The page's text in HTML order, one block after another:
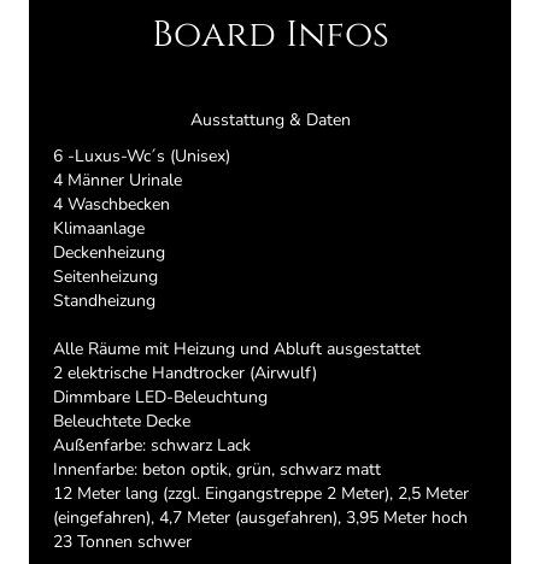
Board Infos
Ausstattung​ & Daten
6 -Luxus-Wc´s (Unisex)
4 Männer Urinale
4 Waschbecken
Klimaanlage
Deckenheizung
Seitenheizung
Standheizung
Alle Räume mit Heizung und Abluft ausgestattet
2 elektrische Handtrocker (Airwulf)
Dimmbare LED-Beleuchtung
Beleuchtete Decke
Außenfarbe: schwarz Lack
Innenfarbe: beton optik, grün, schwarz matt
12 Meter lang (zzgl. Eingangstreppe 2 Meter), 2,5 Meter
(eingefahren), 4,7 Meter (ausgefahren), 3,95 Meter hoch
23 Tonnen schwer